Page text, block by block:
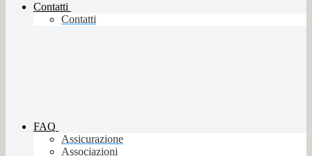
Contatti
Contatti
FAQ
Assicurazione
Associazioni